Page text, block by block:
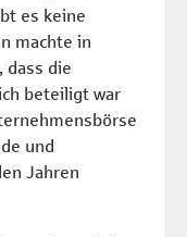
es keine
machte in
dass die
beteiligt war
und
Jahren